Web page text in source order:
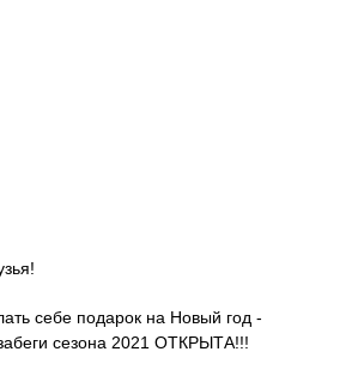
себе подарок на Новый год -
сезона 2021 ОТКРЫТА!!!